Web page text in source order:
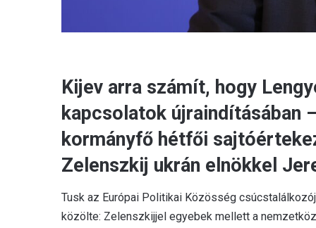
Kijev arra számít, hogy
kapcsolatok újraindításában
kormányfő hétfői
Zelenszkij ukrán elnökkel
Tusk az Európai Politikai Közösség
közölte: Zelenszkijjel egyebek mellett a